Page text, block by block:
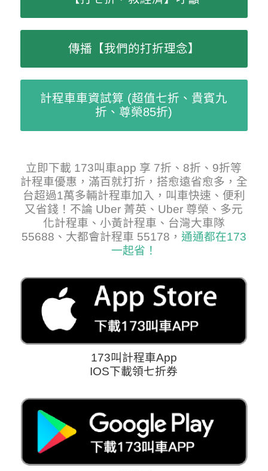
傳播【我們的打折理念】
計程車車資試算 (超值七折、貴賓九
折、尊榮85折)
立即下載 173叫車app 享 7折、8折、9折等
計程車優惠，滿百就打折，搭愈遠省愈多，全
台超過1萬多輛計程車加入，叫車快速、便利
又省錢！不論 Uber 菁英、Uber 尊榮、多元
化計程車、小黃計程車、台灣大車隊
55688、大都會計程車 55178， 通通都在173
一起省！
173叫計程車App
IOS下載領七折券